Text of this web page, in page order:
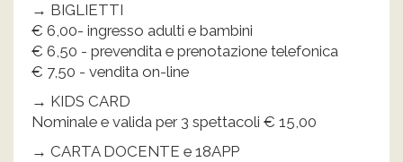
→ BIGLIETTI
€ 6,00- ingresso adulti e bambini
€ 6,50 - prevendita e prenotazione telefonica
€ 7,50 - vendita on-line
→ KIDS CARD
Nominale e valida per 3 spettacoli € 15,00
→ CARTA DOCENTE e 18APP